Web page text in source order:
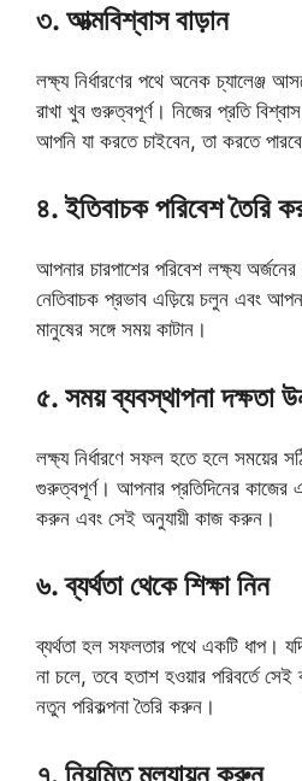
৩. আত্মবিশ্বাস বাড়ান
লক্ষ্য নির্ধারণের পথে অনেক চ্যালেঞ্জ
রাখা খুব গুরুত্বপূর্ণ। নিজের প্রতি
আপনি যা করতে চাইবেন, তা করতে
৪. ইতিবাচক পরিবেশ তৈরি
আপনার চারপাশের পরিবেশ লক্ষ্য
নেতিবাচক প্রভাব এড়িয়ে চলুন এবং
মানুষের সঙ্গে সময় কাটান।
৫. সময় ব্যবস্থাপনা দক্ষতা
লক্ষ্য নির্ধারণে সফল হতে হলে সময়ের
গুরুত্বপূর্ণ। আপনার প্রতিদিনের কাজের
করুন এবং সেই অনুযায়ী কাজ করুন।
৬. ব্যর্থতা থেকে শিক্ষা নিন
ব্যর্থতা হল সফলতার পথে একটি ধাপ।
না চলে, তবে হতাশ হওয়ার পরিবর্তে সেই
নতুন পরিকল্পনা তৈরি করুন।